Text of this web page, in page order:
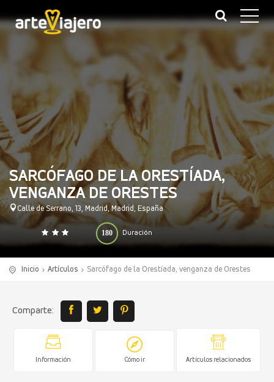
SARCÓFAGO DE LA ORESTÍADA,
VENGANZA DE ORESTES
Calle de Serrano, 13, Madrid, Madrid, España
Duración
180
0 140
Inicio Artículos Sarcófago de la Orestíada, venganza de Orestes
Comparte:
Información Cómo ir Artículos relacionados